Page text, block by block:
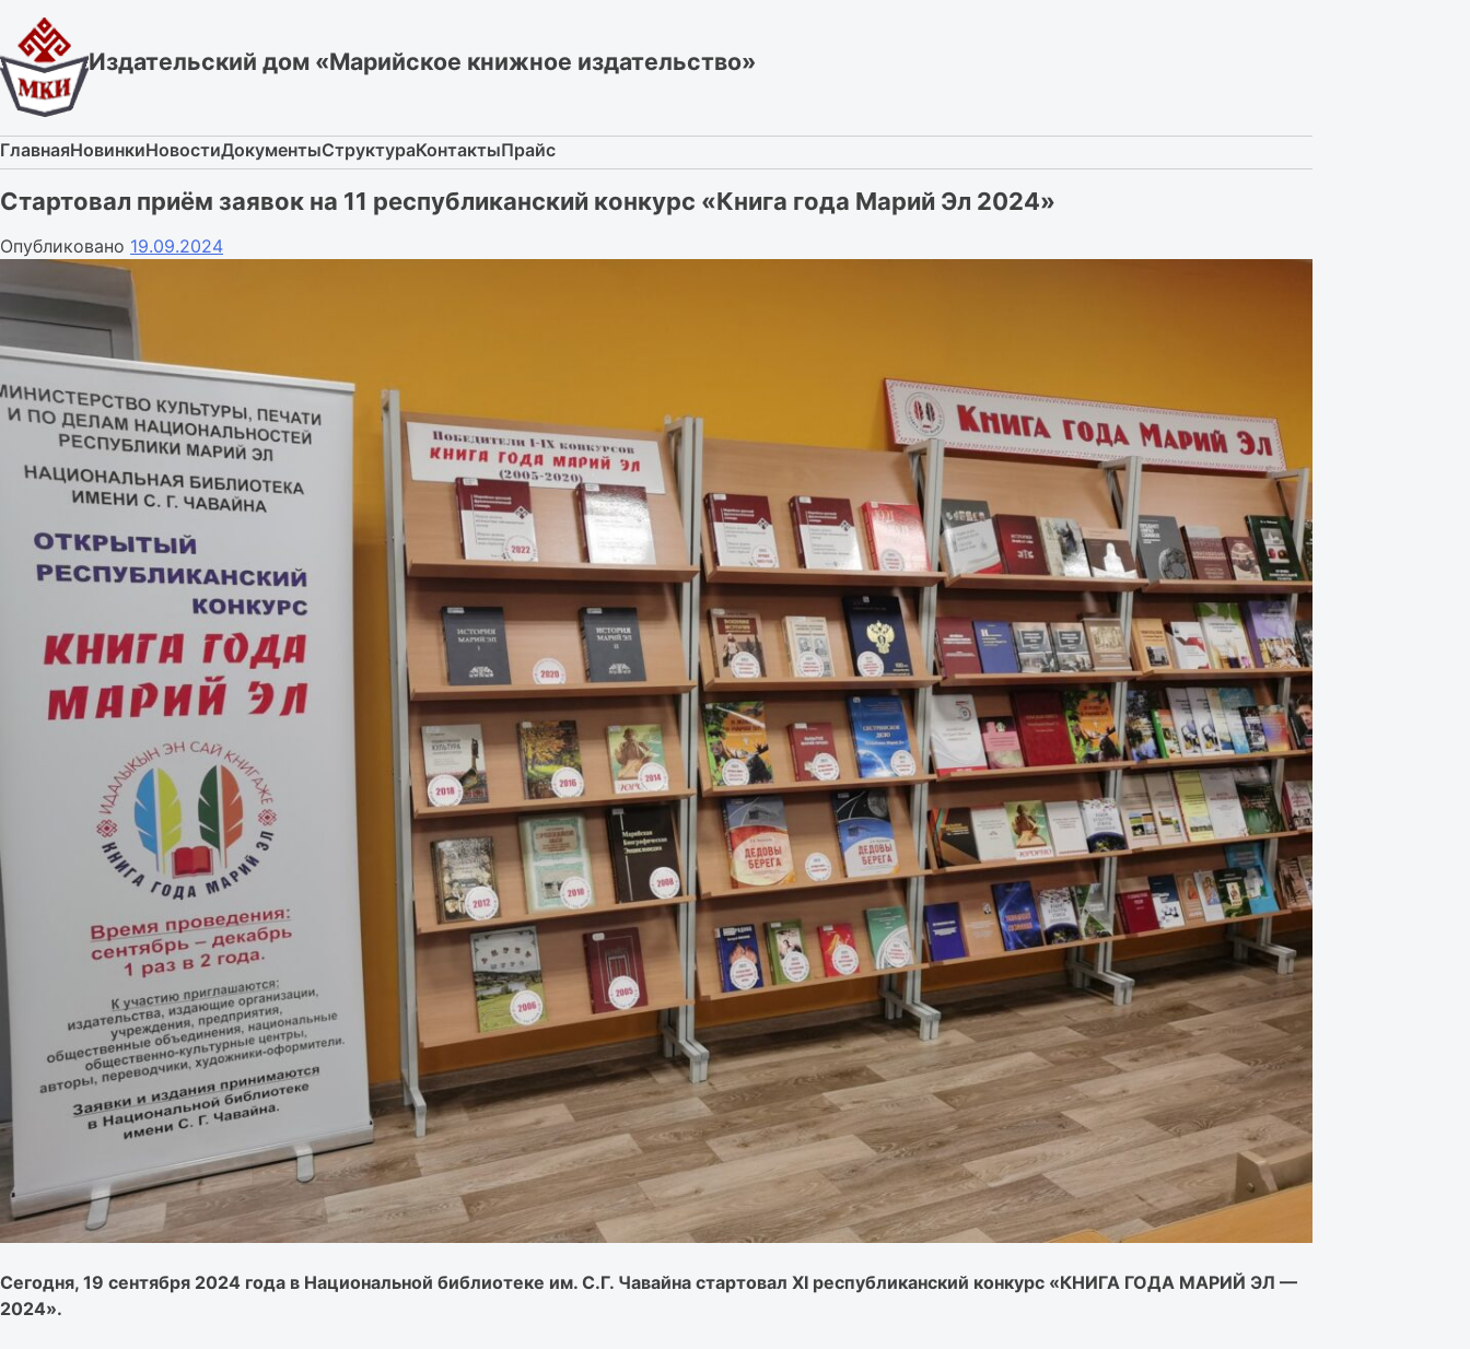
content
Издательский дом «Марийское книжное издательство»
ГлавнаяНовинкиНовостиДокументыСтруктураКонтактыПрайс
Стартовал приём заявок на 11 республиканский конкурс «Книга года Марий Эл 2024»
Опубликовано 19.09.2024
Сегодня, 19 сентября 2024 года в Национальной библиотеке им. С.Г. Чавайна стартовал ХI республиканский конкурс «КНИГА ГОДА МАРИЙ ЭЛ —
2024».